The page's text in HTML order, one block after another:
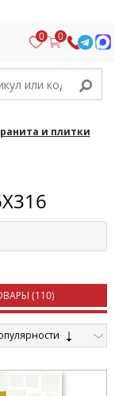
0 0
и плитки
(110)